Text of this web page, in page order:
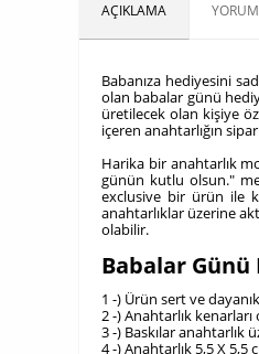
AÇIKLAMA
Babanıza hediyesini
olan babalar günü
üretilecek olan kişiye
içeren anahtarlığın
Harika bir anahtarlık
günün kutlu olsun."
exclusive bir ürün ile
anahtarlıklar üzerine
olabilir.
Babalar
1 -) Ürün sert ve
2 -) Anahtarlık
3 -) Baskılar anahtarlık
4 -) Anahtarlık 5,5 X 5,5